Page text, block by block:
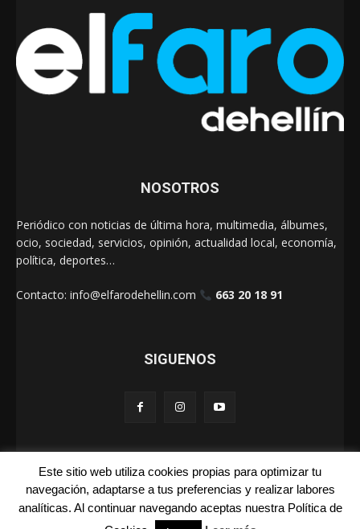
NOSOTROS
Periódico con noticias de última hora, multimedia, álbumes,
ocio, sociedad, servicios, opinión, actualidad local, economía,
política, deportes…
Contacto: info@elfarodehellin.com 663 20 18 91
SIGUENOS
El Faro de Hellín 2025
La Foto de la Semana
Este sitio web utiliza cookies propias para optimizar tu
navegación, adaptarse a tus preferencias y realizar labores
analíticas. Al continuar navegando aceptas nuestra Política de